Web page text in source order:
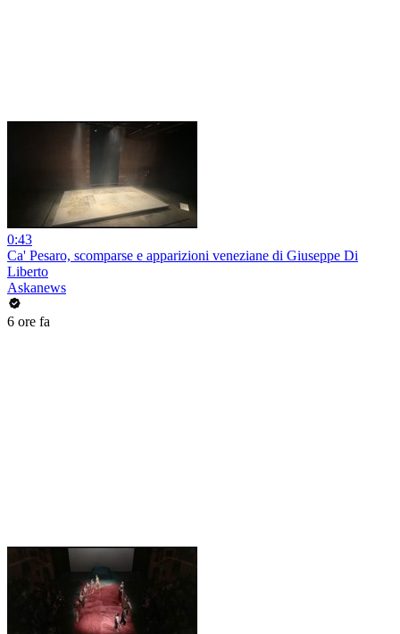
0:43
Ca' Pesaro, scomparse e apparizioni veneziane di Giuseppe Di
Liberto
Askanews
6 ore fa